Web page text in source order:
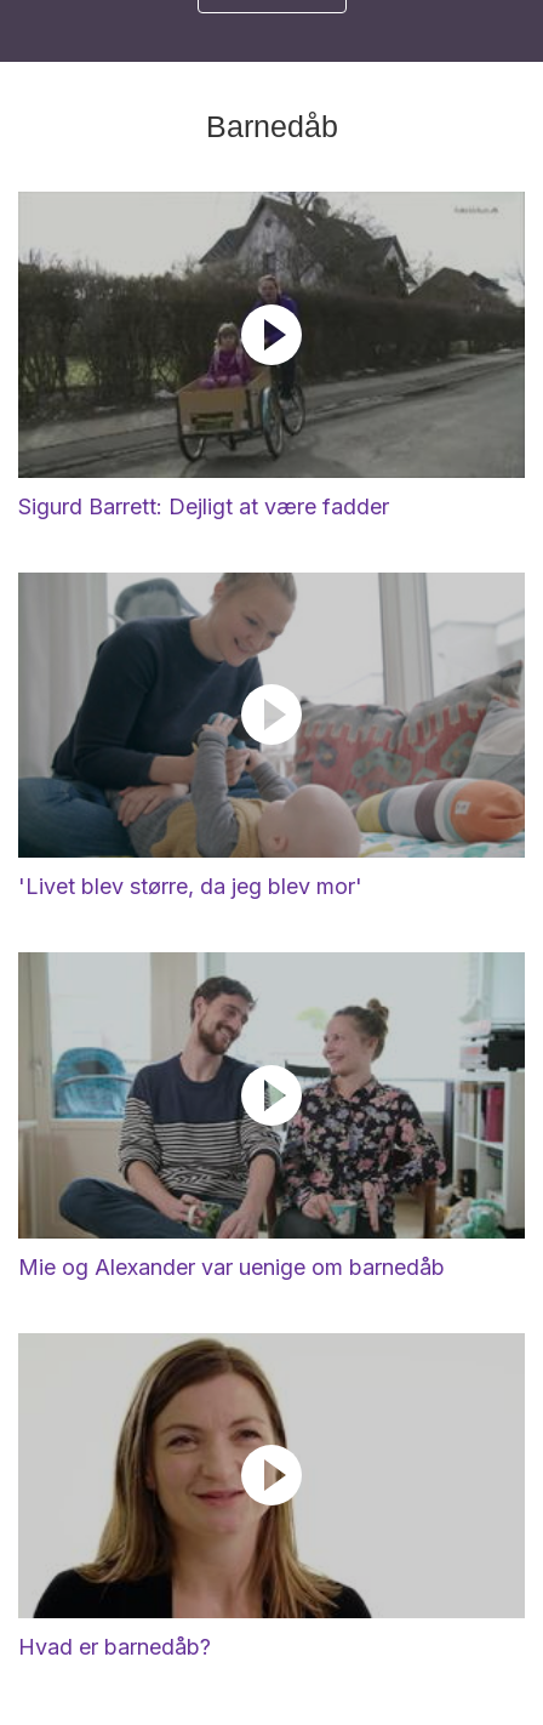
Barnedåb
Sigurd Barrett: Dejligt at være fadder
'Livet blev større, da jeg blev mor'
Mie og Alexander var uenige om barnedåb
Hvad er barnedåb?